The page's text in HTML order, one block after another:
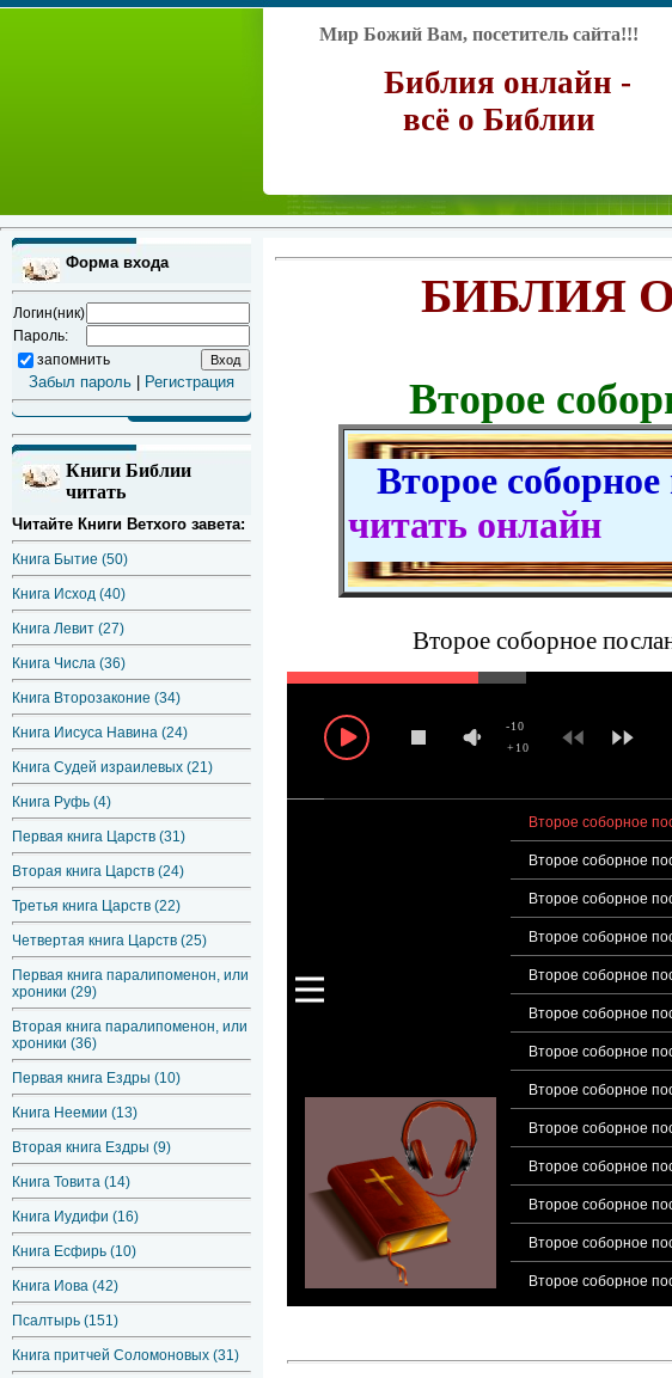
Мир Божий Вам, посетитель сайта!!!
Библия онлайн -
всё о Библии
Форма входа
Логин(ник)
Пароль:
запомнить
Забыл пароль Регистрация
Книги Библии
читать
Читайте Книги Ветхого завета:
Книга Бытие (50)
Книга Исход (40)
Книга Левит (27)
Книга Числа (36)
Книга Второзаконие (34)
Книга Иисуса Навина (24)
Книга Судей израилевых (21)
Книга Руфь (4)
Первая книга Царств (31)
Вторая книга Царств (24)
Третья книга Царств (22)
Четвертая книга Царств (25)
Первая книга паралипоменон, или
хроники (29)
Вторая книга паралипоменон, или
хроники (36)
Первая книга Ездры (10)
Книга Неемии (13)
Вторая книга Ездры (9)
Книга Товита (14)
Книга Иудифи (16)
Книга Есфирь (10)
Книга Иова (42)
Псалтырь (151)
Книга притчей Соломоновых (31)
БИБЛИЯ
Второе
Второе соборное
читать онлайн
Второе соборное
+10
-10
Второе соборное
Второе соборное
Второе соборное
Второе соборное
Второе соборное
Второе соборное
Второе соборное
Второе соборное
Второе соборное
Второе соборное
Второе соборное
Второе соборное
Второе соборное